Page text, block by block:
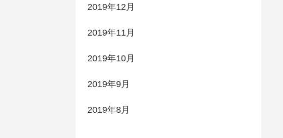
2019年12月
2019年11月
2019年10月
2019年9月
2019年8月